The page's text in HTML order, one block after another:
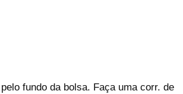
fundo da bolsa. Faça uma corr. de